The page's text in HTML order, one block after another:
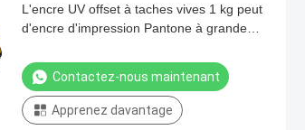
L'encre UV offset à taches vives 1 kg peut
d'encre d'impression Pantone à grande
Contactez-nous maintenant
Apprenez davantage